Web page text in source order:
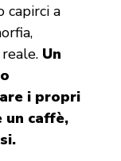
capirci a
Un
i propri
un caffè,